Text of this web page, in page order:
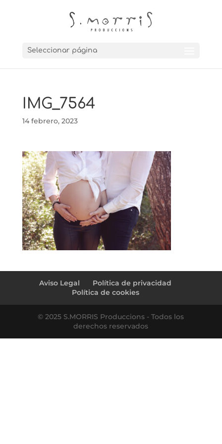
Seleccionar página
IMG_7564
14 febrero, 2023
Aviso Legal
Política de privacidad
Política de cookies
© 2025 S.MORRIS Produccions - Todos los
derechos reservados